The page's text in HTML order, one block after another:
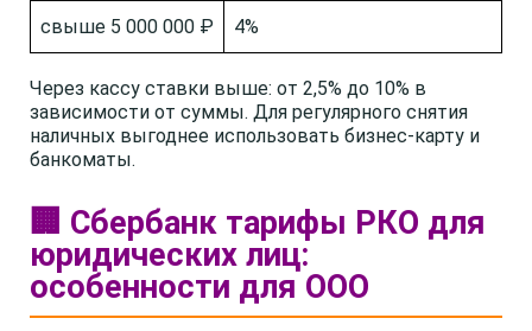
свыше 5 000 000 ₽ 4%
Через кассу ставки выше: от 2,5% до 10% в
зависимости от суммы. Для регулярного снятия
наличных выгоднее использовать бизнес-карту и
банкоматы.
🏢 Сбербанк тарифы РКО для
юридических лиц:
особенности для ООО